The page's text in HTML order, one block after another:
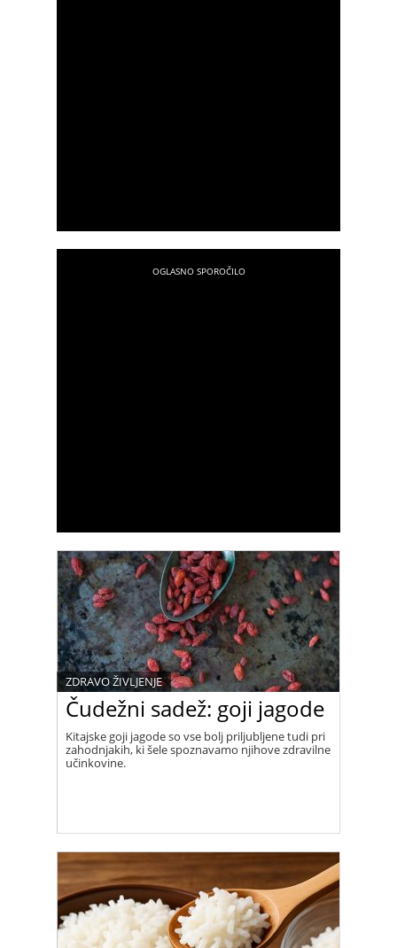
Čudežni sadež: goji jagode
ZDRAVO ŽIVLJENJE
Kitajske goji jagode so vse bolj priljubljene tudi pri
zahodnjakih, ki šele spoznavamo njihove zdravilne
učinkovine.